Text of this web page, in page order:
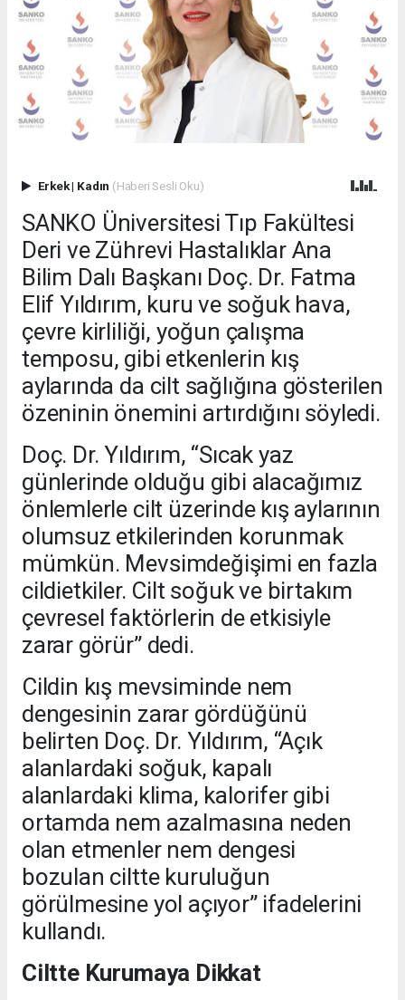
Erkek| Kadın (Haberi Sesli Oku)
SANKO Üniversitesi Tıp Fakültesi
Deri ve Zührevi Hastalıklar Ana
Bilim Dalı Başkanı Doç. Dr. Fatma
Elif Yıldırım, kuru ve soğuk hava,
çevre kirliliği, yoğun çalışma
temposu, gibi etkenlerin kış
aylarında da cilt sağlığına gösterilen
özeninin önemini artırdığını söyledi.
Doç. Dr. Yıldırım, “Sıcak yaz
günlerinde olduğu gibi alacağımız
önlemlerle cilt üzerinde kış aylarının
olumsuz etkilerinden korunmak
mümkün. Mevsimdeğişimi en fazla
cildietkiler. Cilt soğuk ve birtakım
çevresel faktörlerin de etkisiyle
zarar görür” dedi.
Cildin kış mevsiminde nem
dengesinin zarar gördüğünü
belirten Doç. Dr. Yıldırım, “Açık
alanlardaki soğuk, kapalı
alanlardaki klima, kalorifer gibi
ortamda nem azalmasına neden
olan etmenler nem dengesi
bozulan ciltte kuruluğun
görülmesine yol açıyor” ifadelerini
kullandı.
Ciltte Kurumaya Dikkat